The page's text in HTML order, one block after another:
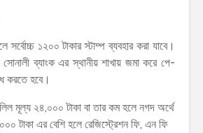
সর্বোচ্চ ১২০০ টাকার স্টাম্প ব্যবহার করা যাবে।
সোনালী ব্যাংক এর স্থানীয় শাখায় জমা করে পে-
করতে হবে।
মূল্য ২৪,০০০ টাকা বা তার কম হলে নগদ অর্থে
টাকা এর বেশি হলে রেজিস্ট্রেশন ফি, এন ফি